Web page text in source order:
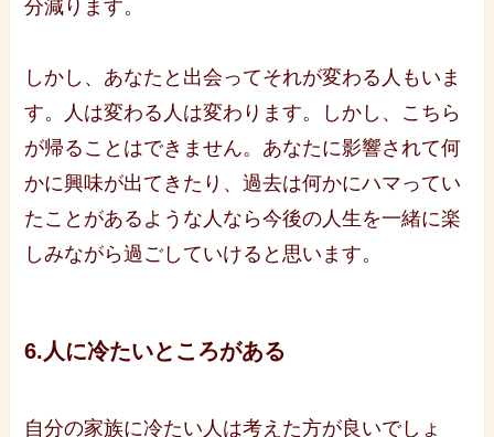
分減ります。
しかし、あなたと出会ってそれが変わる人もいま
す。人は変わる人は変わります。しかし、こちら
が帰ることはできません。あなたに影響されて何
かに興味が出てきたり、過去は何かにハマってい
たことがあるような人なら今後の人生を一緒に楽
しみながら過ごしていけると思います。
6.人に冷たいところがある
自分の家族に冷たい人は考えた方が良いでしょ